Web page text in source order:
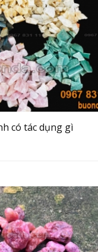
có tác dụng gì